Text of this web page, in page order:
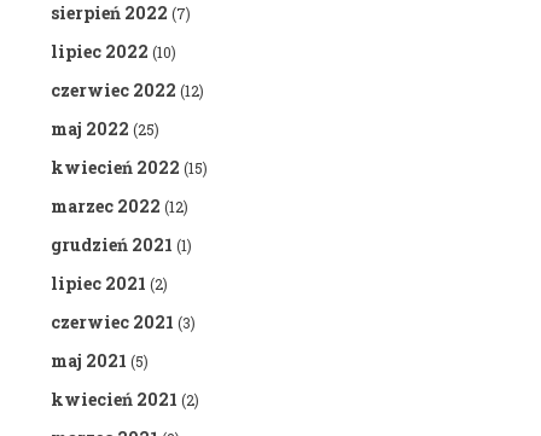
sierpień 2022 (7)
lipiec 2022 (10)
czerwiec 2022 (12)
maj 2022 (25)
kwiecień 2022 (15)
marzec 2022 (12)
grudzień 2021 (1)
lipiec 2021 (2)
czerwiec 2021 (3)
maj 2021 (5)
kwiecień 2021 (2)